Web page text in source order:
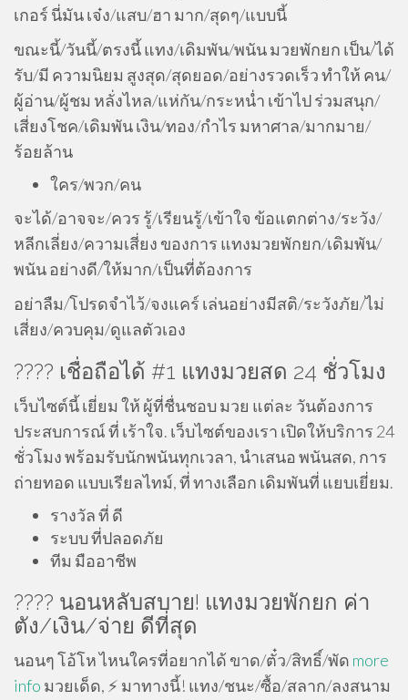
เกอร์ นี่มัน เจ๋ง/แสบ/ฮา มาก/สุดๆ/แบบนี้
ขณะนี้/วันนี้/ตรงนี้ แทง/เดิมพัน/พนัน มวยพักยก เป็น/ได้
รับ/มี ความนิยม สูงสุด/สุดยอด/อย่างรวดเร็ว ทำให้ คน/
ผู้อ่าน/ผู้ชม หลั่งไหล/แห่กัน/กระหน่ำ เข้าไป ร่วมสนุก/
เสี่ยงโชค/เดิมพัน เงิน/ทอง/กำไร มหาศาล/มากมาย/
ร้อยล้าน
ใคร/พวก/คน
จะได้/อาจจะ/ควร รู้/เรียนรู้/เข้าใจ ข้อแตกต่าง/ระวัง/
หลีกเลี่ยง/ความเสี่ยง ของการ แทงมวยพักยก/เดิมพัน/
พนัน อย่างดี/ให้มาก/เป็นที่ต้องการ
อย่าลืม/โปรดจำไว้/จงแคร์ เล่นอย่างมีสติ/ระวังภัย/ไม่
เสี่ยง/ควบคุม/ดูแลตัวเอง
???? เชื่อถือได้ #1 แทงมวยสด 24 ชั่วโมง
เว็บไซต์นี้ เยี่ยม ให้ ผู้ที่ชื่นชอบ มวย แต่ละ วันต้องการ
ประสบการณ์ ที่ เร้าใจ. เว็บไซต์ของเรา เปิดให้บริการ 24
ชั่วโมง พร้อมรับนักพนันทุกเวลา, นำเสนอ พนันสด, การ
ถ่ายทอด แบบเรียลไทม์, ที่ ทางเลือก เดิมพันที่ แยบเยี่ยม.
รางวัล ที่ ดี
ระบบ ที่ปลอดภัย
ทีม มืออาชีพ
???? นอนหลับสบาย! แทงมวยพักยก ค่า
ตัง/เงิน/จ่าย ดีที่สุด
นอนๆ โอ้โห ไหนใครที่อยากได้ ขาด/ตั๋ว/สิทธิ์/พัด more
info มวยเด็ด, ⚡️ มาทางนี้! แทง/ชนะ/ซื้อ/สลาก/ลงสนาม